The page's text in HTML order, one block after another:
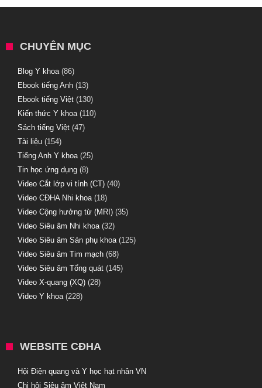
CHUYÊN MỤC
Blog Y khoa (86)
Ebook tiếng Anh (13)
Ebook tiếng Việt (130)
Kiến thức Y khoa (110)
Sách tiếng Việt (47)
Tài liệu (154)
Tiếng Anh Y khoa (25)
Tin học ứng dụng (8)
Video Cắt lớp vi tính (CT) (40)
Video CĐHA Nhi khoa (18)
Video Cộng hưởng từ (MRI) (35)
Video Siêu âm Nhi khoa (32)
Video Siêu âm Sản phụ khoa (125)
Video Siêu âm Tim mạch (68)
Video Siêu âm Tổng quát (145)
Video X-quang (XQ) (28)
Video Y khoa (228)
WEBSITE CĐHA
Hội Điện quang và Y học hạt nhân VN
Chi hội Siêu âm Việt Nam